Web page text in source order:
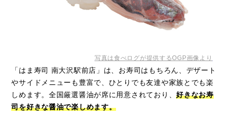
写真は食べログが提供するOGP画像より
「はま寿司 南大沢駅前店」は、お寿司はもちろん、デザート
やサイドメニューも豊富で、ひとりでも友達や家族とでも楽
しめます。全国厳選醤油が席に用意されており、好きなお寿
司を好きな醤油で楽しめます。